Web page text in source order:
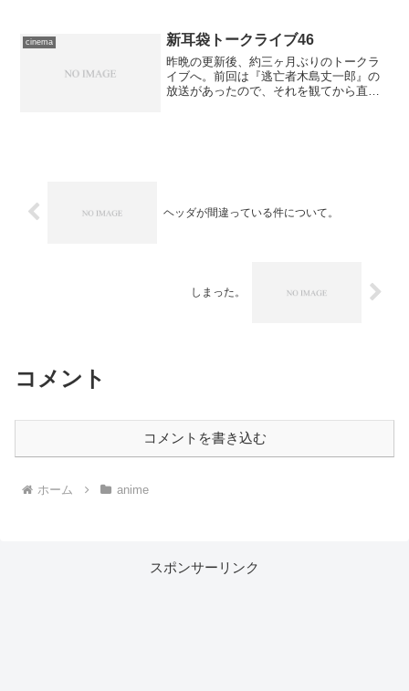
cinema 新耳袋トークライブ46
昨晩の更新後、約三ヶ月ぶりのトークラ
イブへ。前回は『逃亡者木島丈一郎』の
放送があったので、それを観てから直接
ヘッダが間違っている件について。
しまった。
コメント
コメントを書き込む
ホーム anime
スポンサーリンク